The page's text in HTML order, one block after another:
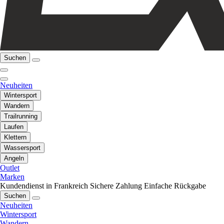
Suchen
Neuheiten
Wintersport
Wandern
Trailrunning
Laufen
Klettern
Wassersport
Angeln
Outlet
Marken
Kundendienst in Frankreich Sichere Zahlung Einfache Rückgabe
Suchen
Neuheiten
Wintersport